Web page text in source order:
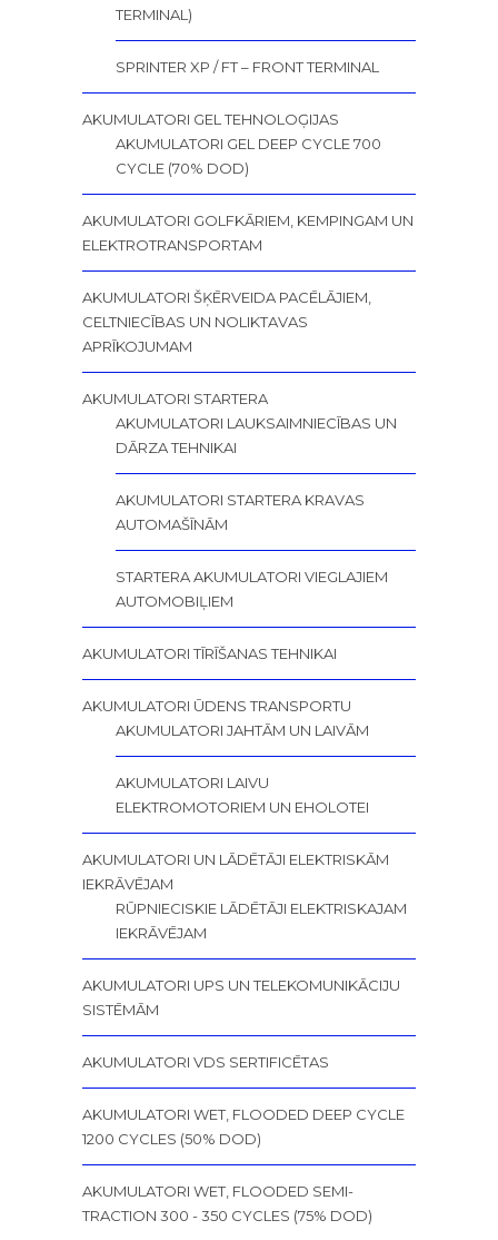
TERMINAL)
SPRINTER XP / FT – FRONT TERMINAL
AKUMULATORI GEL TEHNOLOĢIJAS
AKUMULATORI GEL DEEP CYCLE 700
CYCLE (70% DOD)
AKUMULATORI GOLFKĀRIEM, KEMPINGAM UN
ELEKTROTRANSPORTAM
AKUMULATORI ŠĶĒRVEIDA PACĒLĀJIEM,
CELTNIECĪBAS UN NOLIKTAVAS
APRĪKOJUMAM
AKUMULATORI STARTERA
AKUMULATORI LAUKSAIMNIECĪBAS UN
DĀRZA TEHNIKAI
AKUMULATORI STARTERA KRAVAS
AUTOMAŠĪNĀM
STARTERA AKUMULATORI VIEGLAJIEM
AUTOMOBIĻIEM
AKUMULATORI TĪRĪŠANAS TEHNIKAI
AKUMULATORI ŪDENS TRANSPORTU
AKUMULATORI JAHTĀM UN LAIVĀM
AKUMULATORI LAIVU
ELEKTROMOTORIEM UN EHOLOTEI
AKUMULATORI UN LĀDĒTĀJI ELEKTRISKĀM
IEKRĀVĒJAM
RŪPNIECISKIE LĀDĒTĀJI ELEKTRISKAJAM
IEKRĀVĒJAM
AKUMULATORI UPS UN TELEKOMUNIKĀCIJU
SISTĒMĀM
AKUMULATORI VDS SERTIFICĒTAS
AKUMULATORI WET, FLOODED DEEP CYCLE
1200 CYCLES (50% DOD)
AKUMULATORI WET, FLOODED SEMI-
TRACTION 300 - 350 CYCLES (75% DOD)